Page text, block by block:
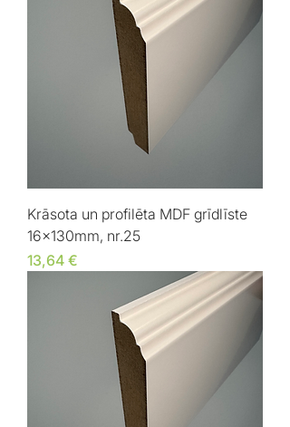
Krāsota un profilēta MDF grīdlīste
16x130mm, nr.25
Cena
13,64 €